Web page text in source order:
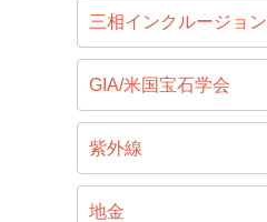
三相インクルージョン
GIA/米国宝石学会
紫外線
地金